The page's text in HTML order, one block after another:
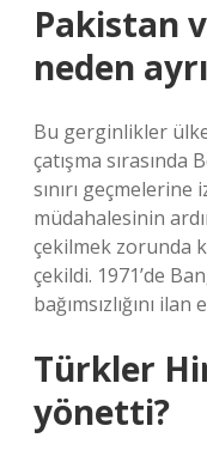
Pakistan
neden
Bu gerginlikler
çatışma
sınırı geçmelerine
müdahalesinin
çekilmek zorunda
çekildi. 1971’de
bağımsızlığını ilan
Türkler
yönetti?